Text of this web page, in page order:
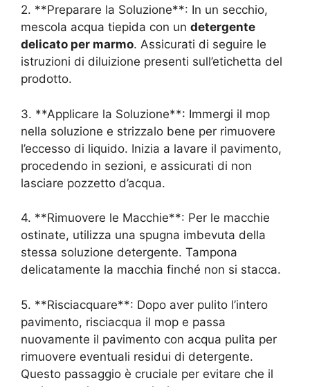
2. **Preparare la Soluzione**: In un secchio,
mescola acqua tiepida con un detergente
delicato per marmo. Assicurati di seguire le
istruzioni di diluizione presenti sull’etichetta del
prodotto.
3. **Applicare la Soluzione**: Immergi il mop
nella soluzione e strizzalo bene per rimuovere
l’eccesso di liquido. Inizia a lavare il pavimento,
procedendo in sezioni, e assicurati di non
lasciare pozzetto d’acqua.
4. **Rimuovere le Macchie**: Per le macchie
ostinate, utilizza una spugna imbevuta della
stessa soluzione detergente. Tampona
delicatamente la macchia finché non si stacca.
5. **Risciacquare**: Dopo aver pulito l’intero
pavimento, risciacqua il mop e passa
nuovamente il pavimento con acqua pulita per
rimuovere eventuali residui di detergente.
Questo passaggio è cruciale per evitare che il